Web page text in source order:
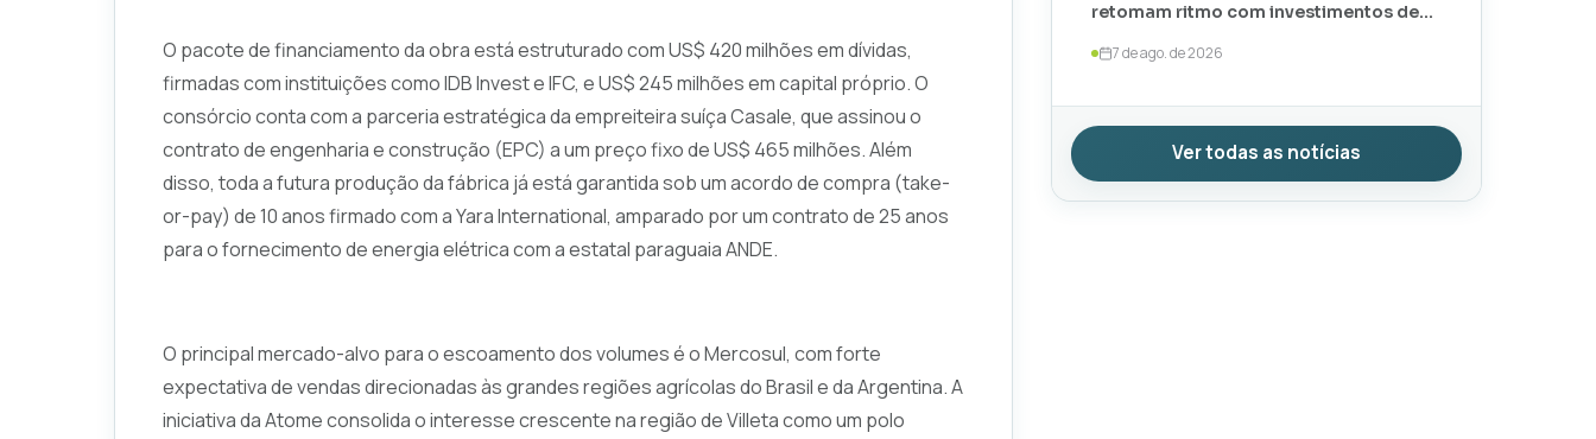
O pacote de financiamento da obra está estruturado com US$ 420 milhões em dívidas,
firmadas com instituições como IDB Invest e IFC, e US$ 245 milhões em capital próprio. O
consórcio conta com a parceria estratégica da empreiteira suíça Casale, que assinou o
contrato de engenharia e construção (EPC) a um preço fixo de US$ 465 milhões. Além
disso, toda a futura produção da fábrica já está garantida sob um acordo de compra (take-
or-pay) de 10 anos firmado com a Yara International, amparado por um contrato de 25 anos
para o fornecimento de energia elétrica com a estatal paraguaia ANDE.
O principal mercado-alvo para o escoamento dos volumes é o Mercosul, com forte
expectativa de vendas direcionadas às grandes regiões agrícolas do Brasil e da Argentina. A
iniciativa da Atome consolida o interesse crescente na região de Villeta como um polo
retomam ritmo com investimentos de
TotalEnergies e ExxonMobil
7 de ago. de 2026
Ver todas as notícias